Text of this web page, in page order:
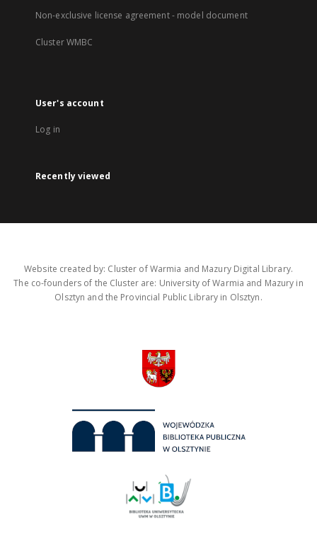
Non-exclusive license agreement - model document
Cluster WMBC
User's account
Log in
Recently viewed
Website created by: Cluster of Warmia and Mazury Digital Library.
The co-founders of the Cluster are: University of Warmia and Mazury in
Olsztyn and the Provincial Public Library in Olsztyn.